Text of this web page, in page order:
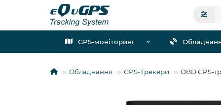
GPS-моніторинг
Обладнання GPS-Трекери OBD GPS-